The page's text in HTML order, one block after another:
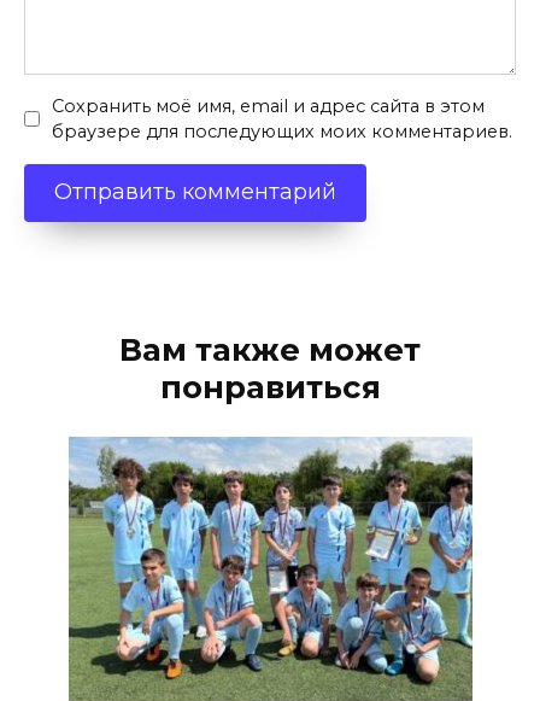
Сохранить моё имя, email и адрес сайта в этом
браузере для последующих моих комментариев.
Вам также может
понравиться